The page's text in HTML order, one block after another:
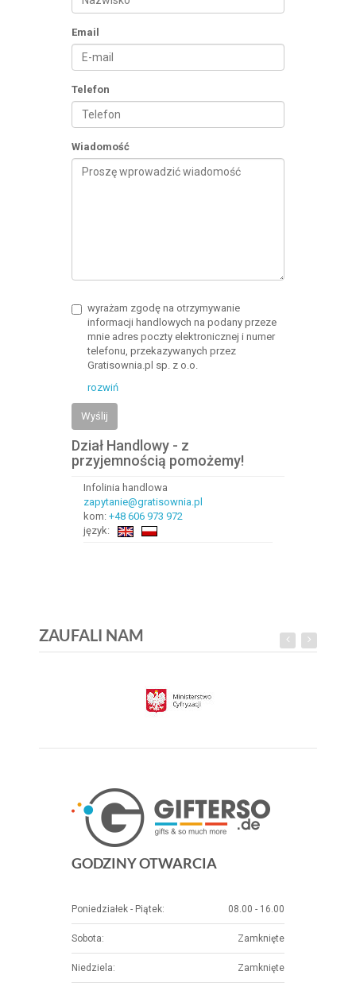
Email
Telefon
Wiadomość
wyrażam zgodę na otrzymywanie
informacji handlowych na podany przeze
mnie adres poczty elektronicznej i numer
telefonu, przekazywanych przez
Gratisownia.pl sp. z o.o.
rozwiń
Wyślij
Dział Handlowy - z
przyjemnością pomożemy!
Infolinia handlowa
zapytanie@gratisownia.pl
kom: +48 606 973 972
język:
ZAUFALI NAM
GODZINY OTWARCIA
Poniedziałek - Piątek: 08.00 - 16.00
Sobota: Zamknięte
Niedziela: Zamknięte